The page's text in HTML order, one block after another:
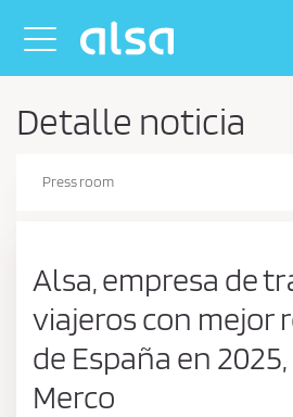
Skip to Main Content
Toggle navigation
Detalle noticia
Press room
Alsa, empresa de
viajeros con mejor
de España en
Merco